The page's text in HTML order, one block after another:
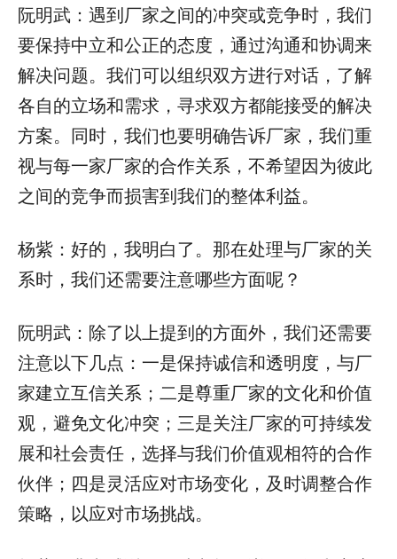
阮明武：遇到厂家之间的冲突或竞争时，我们
要保持中立和公正的态度，通过沟通和协调来
解决问题。我们可以组织双方进行对话，了解
各自的立场和需求，寻求双方都能接受的解决
方案。同时，我们也要明确告诉厂家，我们重
视与每一家厂家的合作关系，不希望因为彼此
之间的竞争而损害到我们的整体利益。
杨紫：好的，我明白了。那在处理与厂家的关
系时，我们还需要注意哪些方面呢？
阮明武：除了以上提到的方面外，我们还需要
注意以下几点：一是保持诚信和透明度，与厂
家建立互信关系；二是尊重厂家的文化和价值
观，避免文化冲突；三是关注厂家的可持续发
展和社会责任，选择与我们价值观相符的合作
伙伴；四是灵活应对市场变化，及时调整合作
策略，以应对市场挑战。